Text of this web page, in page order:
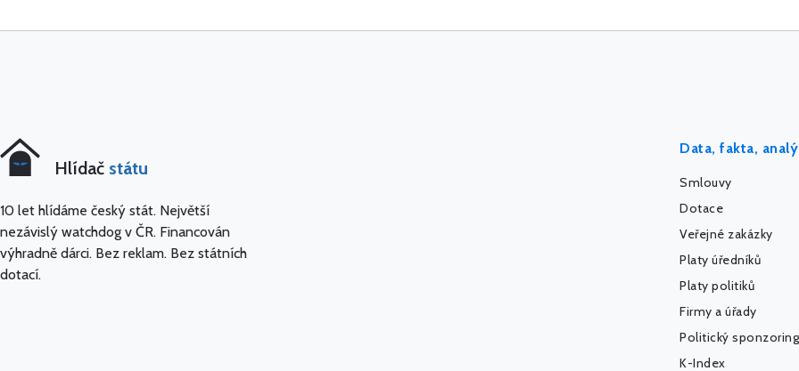
Hlídač státu
10 let hlídáme český stát. Největší
nezávislý watchdog v ČR. Financován
výhradně dárci. Bez reklam. Bez státních
dotací.
Data, fakta,
Smlouvy
Dotace
Veřejné zakázky
Platy úředníků
Platy politiků
Firmy a úřady
Politický sponzoring
K-Index